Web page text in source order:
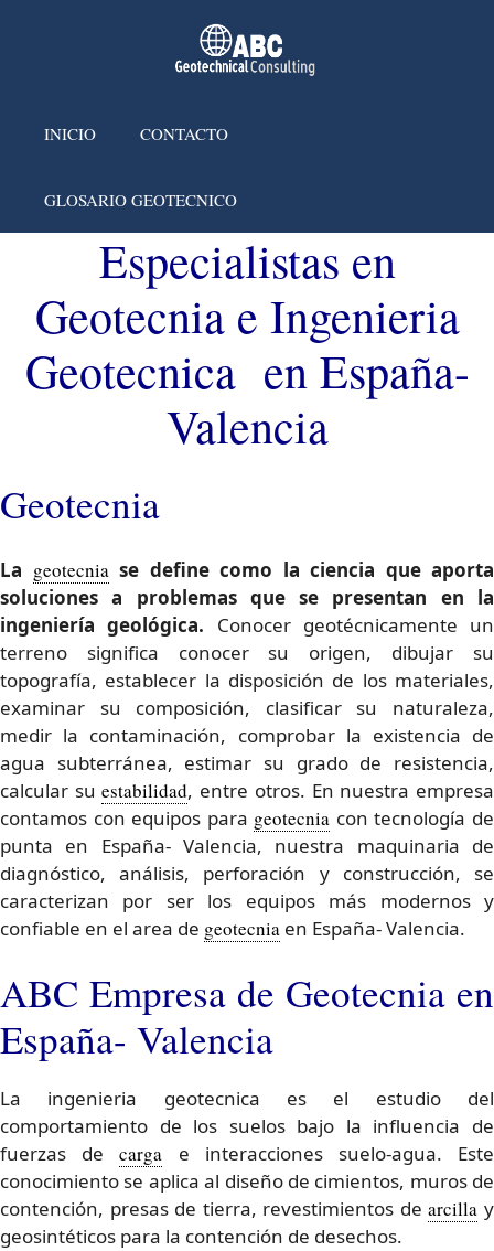
INICIO CONTACTO
GLOSARIO GEOTECNICO
Especialistas en
Geotecnia e Ingenieria
Geotecnica en España-
Valencia
Geotecnia
La geotecnia se define como la ciencia que aporta
soluciones a problemas que se presentan en la
ingeniería geológica. Conocer geotécnicamente un
terreno significa conocer su origen, dibujar su
topografía, establecer la disposición de los materiales,
examinar su composición, clasificar su naturaleza,
medir la contaminación, comprobar la existencia de
agua subterránea, estimar su grado de resistencia,
calcular suestabilidad, entre otros. En nuestra empresa
contamos con equipos para geotecnia con tecnología de
punta en España- Valencia, nuestra maquinaria de
diagnóstico, análisis, perforación y construcción, se
caracterizan por ser los equipos más modernos y
confiable en el area de geotecnia en España- Valencia.
ABC Empresa de Geotecnia en
España- Valencia
La ingenieria geotecnica es el estudio del
comportamiento de los suelos bajo la influencia de
fuerzas decarga e interacciones suelo-agua. Este
conocimiento se aplica al diseño de cimientos, muros de
contención, presas de tierra, revestimientos dearcilla y
geosintéticos para la contención de desechos.